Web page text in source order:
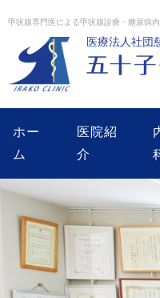
to甲状腺専門医による甲状腺診療・糖尿病
医療法人社団
ホー
ム
医院紹
介